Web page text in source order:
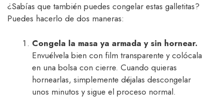
¿Sabías que también puedes congelar estas galletitas?
Puedes hacerlo de dos maneras:
Congela la masa ya armada y sin hornear.
Envuélvela bien con film transparente y colócala
en una bolsa con cierre. Cuando quieras
hornearlas, simplemente déjalas descongelar
unos minutos y sigue el proceso normal.